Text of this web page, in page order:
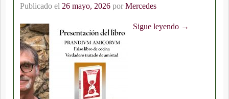
Publicado el 26 mayo, 2026 por Mercedes
Sigue leyendo →